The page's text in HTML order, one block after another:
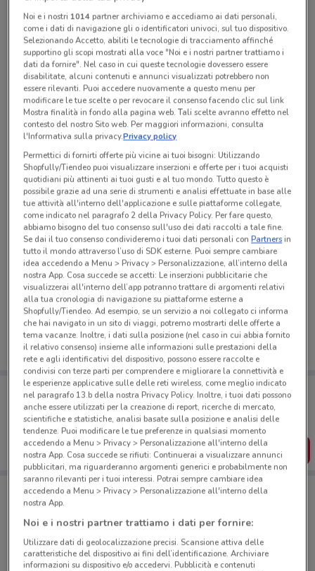
Lunedì n.d.
Martedì n.d.
Mercoledì n.d.
Giovedì n.d.
Venerdì n.d.
Sabato n.d.
Domenica n.d.
Tutte le promozioni di questo negozio
Ci dispiace, al momento non abbiamo pubblicato
volantini nella tua zona. Riprova più tardi.
Porta DoveConviene sempre con te!
Puoi trovare le migliori offerte dei negozi vicino a te,
salvarle e creare la tua lista del risparmio, comodamente
dal tuo cellulare.
SCARICA L’APP
Negozi Piazza Italia a Settimo torinese
Noi e i nostri 1014partner archiviamo e accediamo ai dati personali,
come i dati di navigazione gli o identificatori univoci, sul tuo dispositivo.
Selezionando Accetto, abiliti le tecnologie di tracciamento affinché
supportino gli scopi mostrati alla voce "Noi e i nostri partner trattiamo i
dati da fornire". Nel caso in cui queste tecnologie dovessero essere
disabilitate, alcuni contenuti e annunci visualizzati potrebbero non
essere rilevanti. Puoi accedere nuovamente a questo menu per
modificare le tue scelte o per revocare il consenso facendo clic sul link
Mostra finalità in fondo alla pagina web. Tali scelte avranno effetto nel
contesto del nostro Sito web. Per maggiori informazioni, consulta
l'Informativa sulla privacy.Privacy policy
Permettici di fornirti offerte più vicine ai tuoi bisogni: Utilizzando
Shopfully/Tiendeo puoi visualizzare inserzioni e offerte per i tuoi acquisti
quotidiani più attinenti ai tuoi gusti e al tuo mondo. Tutto questo è
possibile grazie ad una serie di strumenti e analisi effettuate in base alle
tue attività all'interno dell'applicazione e sulle piattaforme collegate,
come indicato nel paragrafo 2 della Privacy Policy. Per fare questo,
abbiamo bisogno del tuo consenso sull'uso dei dati raccolti a tale fine.
Se dai il tuo consenso condivideremo i tuoi dati personali conPartnersin
tutto il mondo attraverso l’uso di SDK esterne. Puoi sempre cambiare
idea accedendo a Menu > Privacy > Personalizzazione, all’interno della
nostra App. Cosa succede se accetti: Le inserzioni pubblicitarie che
visualizzerai all'interno dell’app potranno trattare di argomenti relativi
alla tua cronologia di navigazione su piattaforme esterne a
Shopfully/Tiendeo. Ad esempio, se un servizio a noi collegato ci informa
che hai navigato in un sito di viaggi, potremo mostrarti delle offerte a
tema vacanze. Inoltre, i dati sulla posizione (nel caso in cui abbia fornito
il relativo consenso) insieme alle informazioni sulle prestazioni della
rete e agli identificativi del dispositivo, possono essere raccolte e
condivisi con terze parti per comprendere e migliorare la connettività e
le esperienze applicative sulle delle reti wireless, come meglio indicato
nel paragrafo 13.b della nostra Privacy Policy. Inoltre, i tuoi dati possono
anche essere utilizzati per la creazione di report, ricerche di mercato,
scientifiche e statistiche, analisi basate sulla posizione e analisi delle
tendenze. Puoi modificare le tue preferenze in qualsiasi momento
accedendo a Menu > Privacy > Personalizzazione all'interno della
nostra App. Cosa succede se rifiuti: Continuerai a visualizzare annunci
pubblicitari, ma riguarderanno argomenti generici e probabilmente non
saranno rilevanti per i tuoi interessi. Potrai sempre cambiare idea
accedendo a Menu > Privacy > Personalizzazione all'interno della
nostra App.
Noi e i nostri partner trattiamo i dati per fornire:
Utilizzare dati di geolocalizzazione precisi. Scansione attiva delle
caratteristiche del dispositivo ai fini dell’identificazione. Archiviare
informazioni su dispositivo e/o accedervi. Pubblicità e contenuti